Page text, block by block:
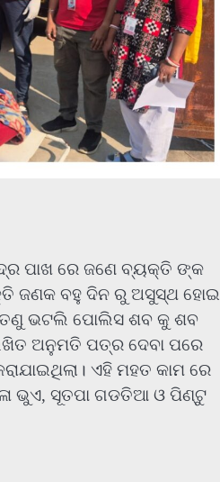
ପାଖ ରେ ଜଣେ ବ୍ୟକ୍ତି ଙ୍କ
ଜଣକ ବହୁ ଦିନ ରୁ ଅସୁସ୍ଥ ହୋଇ
ଭଟଲି ପୋଲିସ ଶବ କୁ ଶବ
ଅନୁମତି ପତ୍ର ଦେବା ପରେ
ଏହି ମହତ କାମ ରେ
ଭୁଏ, ସୂତପା ଗଡତିଆ ଓ ପିଣ୍ଟୁ